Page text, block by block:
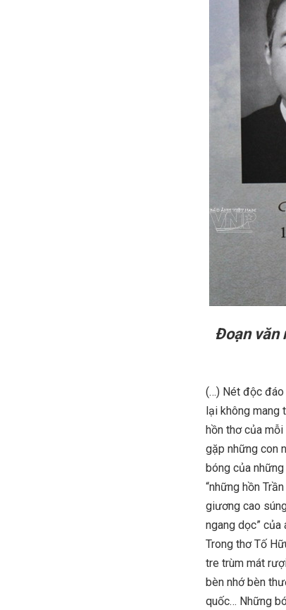
Đoạn văn
(…) Nét độc đáo
lại không mang
hồn thơ của
gặp những con
bóng của
“những hồn
giương cao
ngang dọc” của
Trong thơ Tố
tre trùm mát
bèn nhớ bèn
quốc… Những